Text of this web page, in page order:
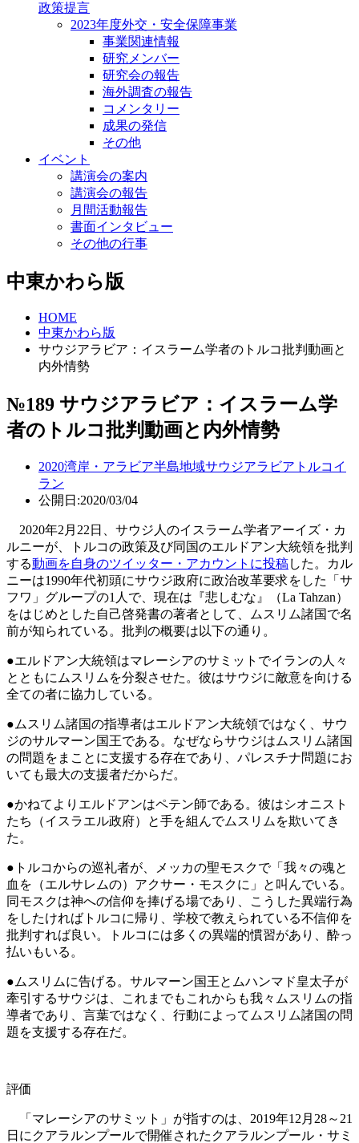
政策提言
2023年度外交・安全保障事業
事業関連情報
研究メンバー
研究会の報告
海外調査の報告
コメンタリー
成果の発信
その他
イベント
講演会の案内
講演会の報告
月間活動報告
書面インタビュー
その他の行事
中東かわら版
HOME
中東かわら版
サウジアラビア：イスラーム学者のトルコ批判動画と
内外情勢
№189 サウジアラビア：イスラーム学
者のトルコ批判動画と内外情勢
2020湾岸・アラビア半島地域サウジアラビア トルコ イ
ラン
公開日:2020/03/04
2020年2月22日、サウジ人のイスラーム学者アーイズ・カ
ルニーが、トルコの政策及び同国のエルドアン大統領を批判
する動画を自身のツイッター・アカウントに投稿した。カル
ニーは1990年代初頭にサウジ政府に政治改革要求をした「サ
フワ」グループの1人で、現在は『悲しむな』（La Tahzan）
をはじめとした自己啓発書の著者として、ムスリム諸国で名
前が知られている。批判の概要は以下の通り。
●エルドアン大統領はマレーシアのサミットでイランの人々
とともにムスリムを分裂させた。彼はサウジに敵意を向ける
全ての者に協力している。
●ムスリム諸国の指導者はエルドアン大統領ではなく、サウ
ジのサルマーン国王である。なぜならサウジはムスリム諸国
の問題をまことに支援する存在であり、パレスチナ問題にお
いても最大の支援者だからだ。
●かねてよりエルドアンはペテン師である。彼はシオニスト
たち（イスラエル政府）と手を組んでムスリムを欺いてき
た。
●トルコからの巡礼者が、メッカの聖モスクで「我々の魂と
血を（エルサレムの）アクサー・モスクに」と叫んでいる。
同モスクは神への信仰を捧げる場であり、こうした異端行為
をしたければトルコに帰り、学校で教えられている不信仰を
批判すれば良い。トルコには多くの異端的慣習があり、酔っ
払いもいる。
●ムスリムに告げる。サルマーン国王とムハンマド皇太子が
牽引するサウジは、これまでもこれからも我々ムスリムの指
導者であり、言葉ではなく、行動によってムスリム諸国の問
題を支援する存在だ。
評価
「マレーシアのサミット」が指すのは、2019年12月28～21
日にクアラルンプールで開催されたクアラルンプール・サミ